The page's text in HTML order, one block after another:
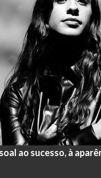
ao sucesso, à